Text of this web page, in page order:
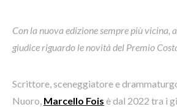
Con la nuova edizione sempre più vicina,
giudice riguardo le novità del Premio
Scrittore, sceneggiatore e
Nuoro, Marcello Fois è dal 2022 tra i